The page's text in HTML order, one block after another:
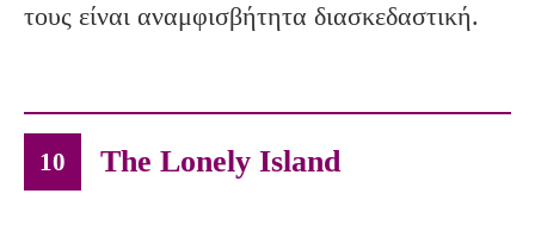
τους είναι αναμφισβήτητα διασκεδαστική.
10 The Lonely Island